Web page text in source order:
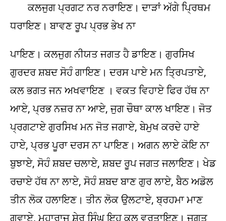
ਕਲਜੁਗ ਪ੍ਰਗਟ ਨਰ ਨਰਾਇਣ। ਦਾੜਾਂ ਅੱਗੇ ਪ੍ਰਿਥਮ
ਧਰਾਇਣ। ਬਾਵਣ ਰੂਪ ਪ੍ਰਭ ਭੇਖ ਨਾ
ਪਾਇਣ। ਕਲਜੁਗ ਨੀਯਤ ਜਗਤ ਹੈ ਡਾਇਣ। ਗੁਰਸਿਖ
ਗੁਰਦਰ ਸ਼ਬਦ ਸੋਹੰ ਗਾਇਣ। ਦਰਸ ਪਾਏ ਮਨ ਤ੍ਰਿਪਤਾਏ,
ਕਲ ਭਗਤ ਜਨ ਅਖਵਾਇਣ । ਵਕਤ ਵਿਹਾਏ ਫਿਰ ਹੱਥ ਨਾ
ਆਏ, ਪ੍ਰਭ ਨਜ਼ਰ ਨਾ ਆਏ, ਜੁਗ ਚੌਥਾ ਕਾਲ ਖਾਇਣ। ਜੋਤ
ਪ੍ਰਗਟਾਏ ਗੁਰਸਿਖ ਮਨ ਜੋਤ ਜਗਾਏ, ਬੇਮੁਖ ਕਰਦੇ ਹਾਏ
ਹਾਏ, ਪ੍ਰਭ ਪੂਰਾ ਦਰਸ ਨਾ ਪਾਇਣ। ਅਗਨ ਲਾਏ ਕੋਇ ਨਾ
ਬੁਝਾਏ, ਸੋਹੰ ਸ਼ਬਦ ਚਲਾਏ, ਸ਼ਬਦ ਰੂਪ ਜਗਤ ਜਲਾਇਣ। ਖੇਡ
ਰਚਾਏ ਹੱਥ ਨਾ ਲਾਏ, ਸੋਹੰ ਸ਼ਬਦ ਬਾਣ ਗੁਰ ਲਾਏ, ਬੈਠ ਅਡੋਲ
ਤੀਨ ਲੋਕ ਹਲਾਇਣ। ਤੀਨ ਲੋਕ ਉਲਟਾਏ, ਬ੍ਰਹਮਾ ਮਾਣ
ਗਵਾਏ, ਮਹਾਰਾਜ ਸ਼ੇਰ ਸਿੰਘ ਇਹ ਕਲ ਵਰਤਾਇਣ। ਜਗਤ